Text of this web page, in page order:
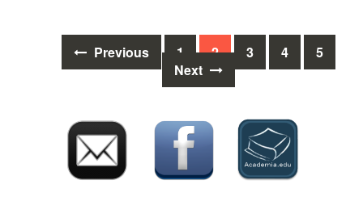
navigation
Previous 1 2 3 4
5
Next